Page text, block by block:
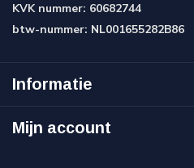
KVK nummer: 60682744
btw-nummer: NL001655282B86
Informatie
Mijn account